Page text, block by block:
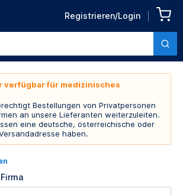
Registrieren/Login
verfügbar für medizinisches
Bestellungen von Privatpersonen
an unsere Lieferanten weiterzuleiten.
eine deutsche, österreichische oder
haben.